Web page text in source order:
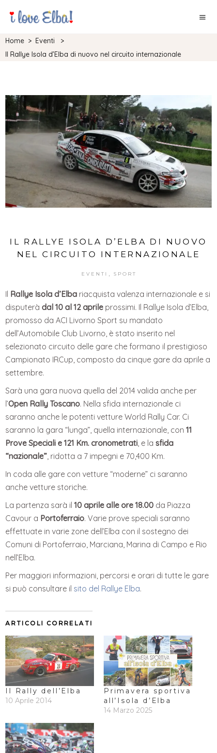
Home >Eventi
>
Il Rallye Isola d’Elba di nuovo nel circuito internazionale
IL RALLYE ISOLA D’ELBA DI NUOVO
NEL CIRCUITO INTERNAZIONALE
EVENTI SPORT
Il Rallye Isola d’Elba riacquista valenza internazionale e si
disputeràdal 10 al 12 aprile prossimi. Il Rallye Isola d’Elba,
promosso da ACI Livorno Sport su mandato
dell’Automobile Club Livorno, è stato inserito nel
selezionato circuito delle gare che formano il prestigioso
Campionato IRCup, composto da cinque gare da aprile a
settembre.
Sarà una gara nuova quella del 2014 valida anche per
l’Open Rally Toscano. Nella sfida internazionale ci
saranno anche le potenti vetture World Rally Car. Ci
saranno la gara “lunga”, quella internazionale, con11
Prove Speciali e 121 Km. cronometrati , e lasfida
“nazionale” , ridotta a 7 impegni e 70,400 Km.
In coda alle gare con vetture “moderne” ci saranno
anche vetture storiche.
La partenza sarà il10 aprile alle ore 18.00 da Piazza
Cavour a Portoferraio. Varie prove speciali saranno
effettuate in varie zone dell’Elba con il sostegno dei
Comuni di Portoferraio, Marciana, Marina di Campo e Rio
nell’Elba.
Per maggiori informazioni, percorsi e orari di tutte le gare
si può consultare il sito del Rallye Elba.
ARTICOLI CORRELATI
Il Rally dell’Elba
10 Aprile 2014
Primavera sportiva
all’Isola d’Elba
14 Marzo 2025